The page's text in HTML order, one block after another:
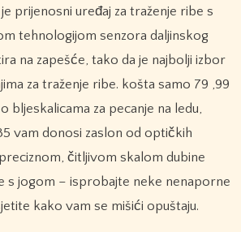
je prijenosni uređaj za traženje ribe s
tehnologijom senzora daljinskog
na zapešće, tako da je najbolji izbor
za traženje ribe. košta samo 79 ,99
bljeskalicama za pecanje na ledu,
vam donosi zaslon od optičkih
čitljivom skalom dubine
s jogom – isprobajte neke nenaporne
kako vam se mišići opuštaju.